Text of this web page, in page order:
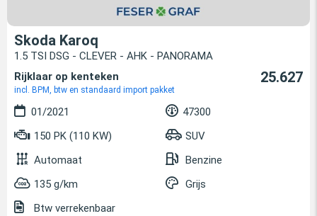
Skoda Karoq
1.5 TSI DSG - CLEVER - AHK - PANORAMA
Rijklaar op kenteken
incl. BPM, btw en standaard import pakket
25.627
01/2021
47300
150 PK (110 KW)
SUV
Automaat
Benzine
135 g/km
Grijs
Btw verrekenbaar